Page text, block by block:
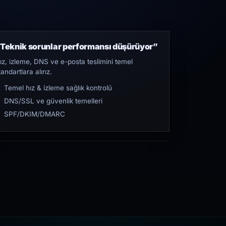
sorunlar performansı düşürüyor”
izleme, DNS ve e-posta teslimini temel
alırız.
Temel hız & izleme sağlık kontrolü
DNS/SSL ve güvenlik temelleri
SPF/DKIM/DMARC